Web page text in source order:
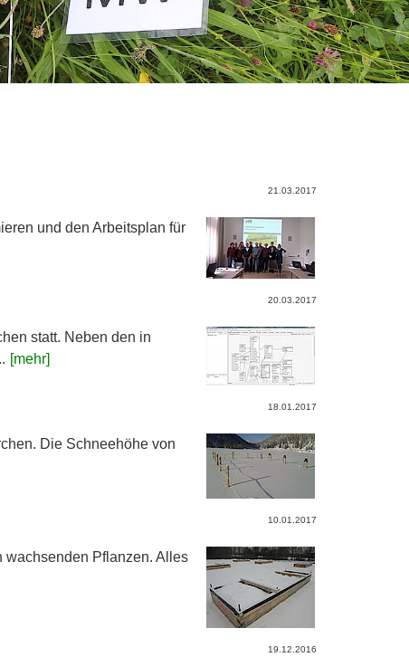
21.03.2017
und den Arbeitsplan für
20.03.2017
statt. Neben den in
[mehr]
18.01.2017
Die Schneehöhe von
10.01.2017
wachsenden Pflanzen. Alles
19.12.2016